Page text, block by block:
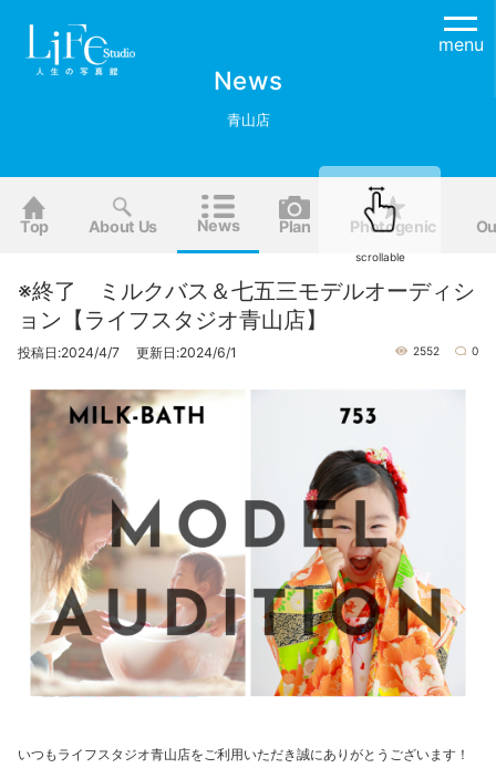
menu
News
青山店
Top About Us News Plan Photogenic
scrollable
※終了 ミルクバス＆七五三モデルオーディシ
ョン【ライフスタジオ青山店】
投稿日:2024/4/7 更新日:2024/6/1 2552 0
いつもライフスタジオ青山店をご利用いただき誠にありがとうございます！